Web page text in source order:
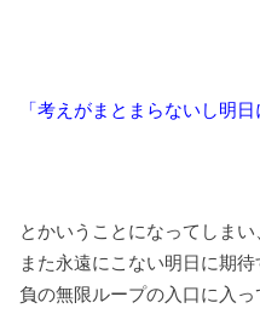
「考えがまとまらないし明日
とかいうことになってしまい
また永遠にこない明日に期待
負の無限ループの入口に入っ